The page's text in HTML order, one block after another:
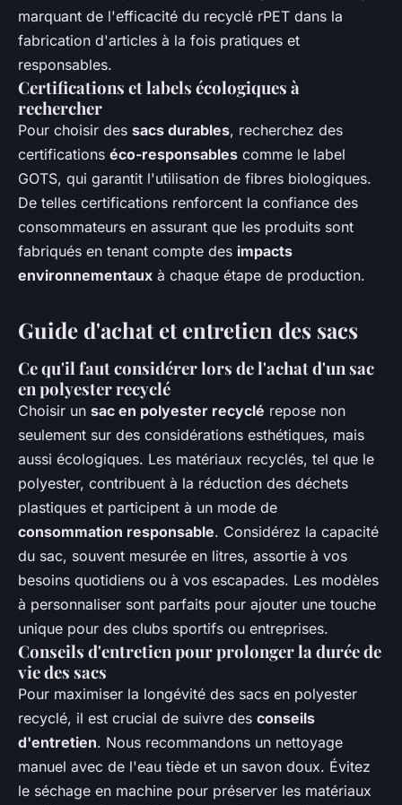
marquant de l'efficacité du recyclé rPET dans la
fabrication d'articles à la fois pratiques et
responsables.
Certifications et labels écologiques à
rechercher
Pour choisir des sacs durables, recherchez des
certifications éco-responsables comme le label
GOTS, qui garantit l'utilisation de fibres biologiques.
De telles certifications renforcent la confiance des
consommateurs en assurant que les produits sont
fabriqués en tenant compte des impacts
environnementaux à chaque étape de production.
Guide d'achat et entretien des sacs
Ce qu'il faut considérer lors de l'achat d'un sac
en polyester recyclé
Choisir un sac en polyester recyclé repose non
seulement sur des considérations esthétiques, mais
aussi écologiques. Les matériaux recyclés, tel que le
polyester, contribuent à la réduction des déchets
plastiques et participent à un mode de
consommation responsable. Considérez la capacité
du sac, souvent mesurée en litres, assortie à vos
besoins quotidiens ou à vos escapades. Les modèles
à personnaliser sont parfaits pour ajouter une touche
unique pour des clubs sportifs ou entreprises.
Conseils d'entretien pour prolonger la durée de
vie des sacs
Pour maximiser la longévité des sacs en polyester
recyclé, il est crucial de suivre des conseils
d'entretien. Nous recommandons un nettoyage
manuel avec de l'eau tiède et un savon doux. Évitez
le séchage en machine pour préserver les matériaux